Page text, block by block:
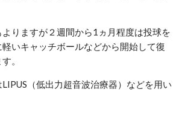
りますが２週間から1ヵ月程度は投球を
いキャッチボールなどから開始して復
。
（低出力超音波治療器）などを用い